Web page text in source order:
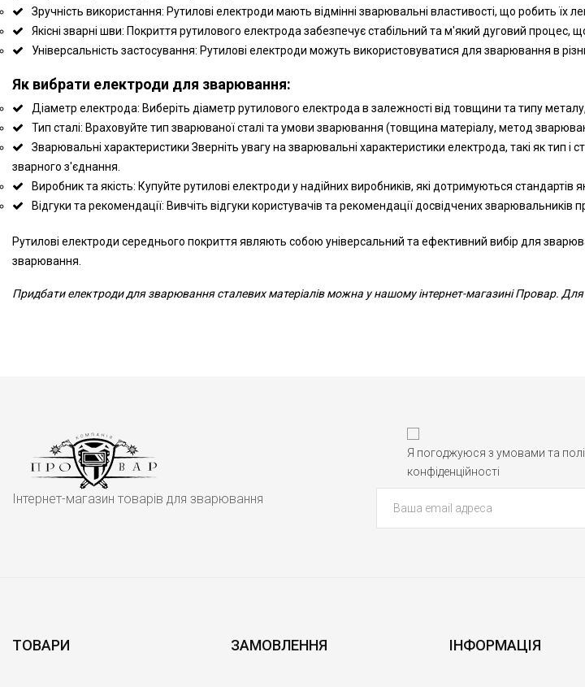
Зручність використання: Рутилові електроди мають відмінні зварювальні властивості, що робить
Якісні зварні шви: Покриття рутилового електрода забезпечує стабільний та м'який дуговий
Універсальність застосування: Рутилові електроди можуть використовуватися для зварювання в
Як вибрати електроди для зварювання:
Діаметр електрода: Виберіть діаметр рутилового електрода в залежності від товщини та типу
Тип сталі: Враховуйте тип зварюваної сталі та умови зварювання (товщина матеріалу, метод
Зварювальні характеристики Зверніть увагу на зварювальні характеристики електрода, такі як тип
зварного з'єднання.
Виробник та якість: Купуйте рутилові електроди у надійних виробників, які дотримуються
Відгуки та рекомендації: Вивчіть відгуки користувачів та рекомендації досвідчених
Рутилові електроди середнього покриття являють собою універсальний та ефективний вибір для
зварювання.
Придбати електроди для зварювання сталевих матеріалів можна у нашому інтернет-магазині Провар.
Інтернет-магазин товарів для зварювання
Я погоджуюся з умовами та
конфіденційності
ТОВАРИ ЗАМОВЛЕННЯ ІНФОРМАЦІЯ